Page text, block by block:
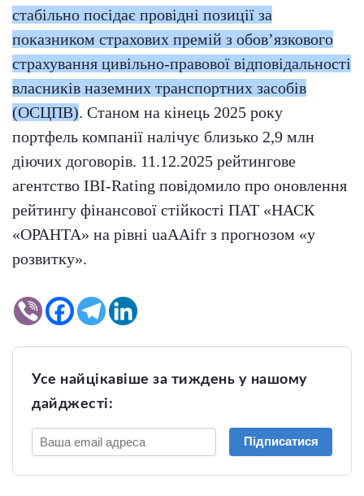
стабільно посідає провідні позиції за
показником страхових премій з обов’язкового
страхування цивільно-правової відповідальності
власників наземних транспортних засобів
(ОСЦПВ). Станом на кінець 2025 року
портфель компанії налічує близько 2,9 млн
діючих договорів. 11.12.2025 рейтингове
агентство IBI-Rating повідомило про оновлення
рейтингу фінансової стійкості ПАТ «НАСК
«ОРАНТА» на рівні uaAAifr з прогнозом «у
розвитку».
Усе найцікавіше за тиждень у нашому
дайджесті:
Підписатися